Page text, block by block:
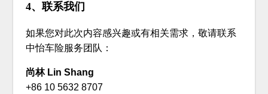
4、联系我们
如果您对此次内容感兴趣或有相关需求，敬请联系
中怡车险服务团队：
尚林 Lin Shang
+86 10 5632 8707